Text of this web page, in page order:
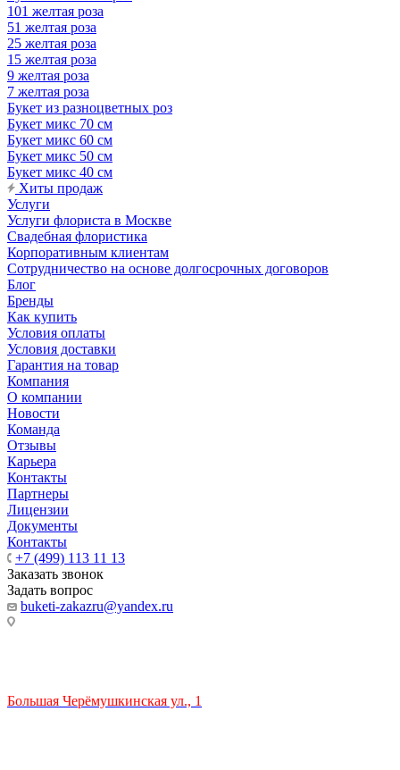
101 желтая роза
51 желтая роза
25 желтая роза
15 желтая роза
9 желтая роза
7 желтая роза
Букет из разноцветных роз
Букет микс 70 см
Букет микс 60 см
Букет микс 50 см
Букет микс 40 см
Хиты продаж
Услуги
Услуги флориста в Москве
Свадебная флористика
Корпоративным клиентам
Сотрудничество на основе долгосрочных договоров
Блог
Бренды
Как купить
Условия оплаты
Условия доставки
Гарантия на товар
Компания
О компании
Новости
Команда
Отзывы
Карьера
Контакты
Партнеры
Лицензии
Документы
Контакты
+7 (499) 113 11 13
Заказать звонок
Задать вопрос
buketi-zakazru@yandex.ru
Большая Черёмушкинская ул., 1